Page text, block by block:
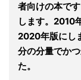
者向けの本で
します。2010
2020年版にし
分の分量でか
た。